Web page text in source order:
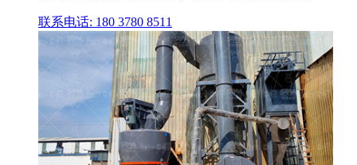
联系电话: 180 3780 8511